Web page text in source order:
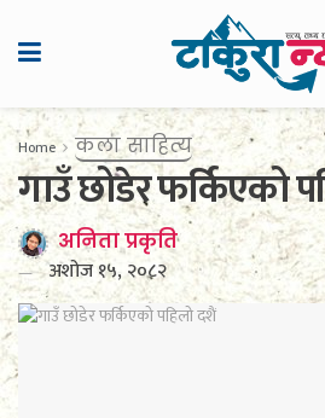
Home कला साहित्य
गाउँ छोडेर फर्किएको
अनिता प्रकृति
अशोज १५, २०८२